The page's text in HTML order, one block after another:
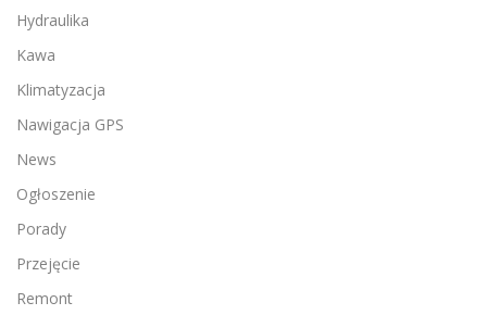
Hydraulika
Kawa
Klimatyzacja
Nawigacja GPS
News
Ogłoszenie
Porady
Przejęcie
Remont